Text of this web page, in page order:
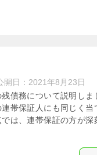
開日： 2021年8月23日
債務について説明し
帯保証人にも同じく
は、連帯保証の方が深